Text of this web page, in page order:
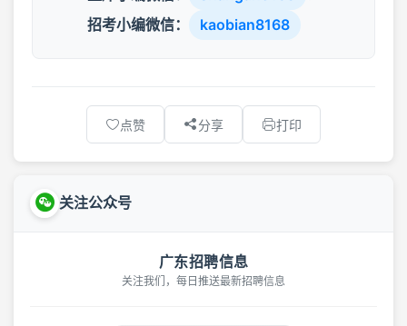
招考小编微信： kaobian8168
点赞 分享 打印
关注公众号
广东招聘信息
关注我们，每日推送最新招聘信息